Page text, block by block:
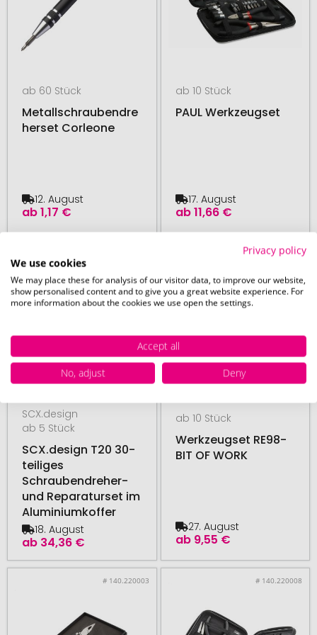
ab 60 Stück
Metallschraubendre
herset Corleone
ab1,17 €
12. August
ab 10 Stück
PAUL Werkzeugset
ab11,66 €
17. August
SCX.design
ab 5 Stück
SCX.design T20 30-
teiliges
Schraubendreher-
und Reparaturset im
Aluminiumkoffer
ab 34,36 €
18. August
# 480.274315
ab 10 Stück
Werkzeugset RE98-
BIT OF WORK
ab 9,55 €
27. August
# 140.220003 # 140.220008
Privacy policy
We use cookies
We may place these for analysis of our visitor data, to improve our website,
show personalised content and to give you a great website experience. For
more information about the cookies we use open the settings.
Accept all
No, adjust
Deny